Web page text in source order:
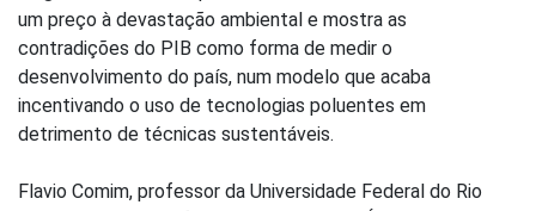
um preço à devastação ambiental e mostra as
contradições do PIB como forma de medir o
desenvolvimento do país, num modelo que acaba
incentivando o uso de tecnologias poluentes em
detrimento de técnicas sustentáveis.
Flavio Comim, professor da Universidade Federal do Rio